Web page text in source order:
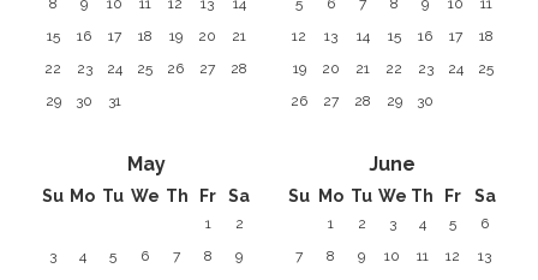
15
16 17 18 19 20
21
22
23 24 25 26 27
28
29
30 31
12
13 14 15 16 17
18
19
20 21 22 23 24
25
26
27 28 29 30
May
Su Mo Tu We Th Fr Sa
1
2
3
4 5 6 7 8
9
June
Su Mo Tu We Th Fr Sa
1 2 3 4 5
6
7
8 9 10 11 12
13